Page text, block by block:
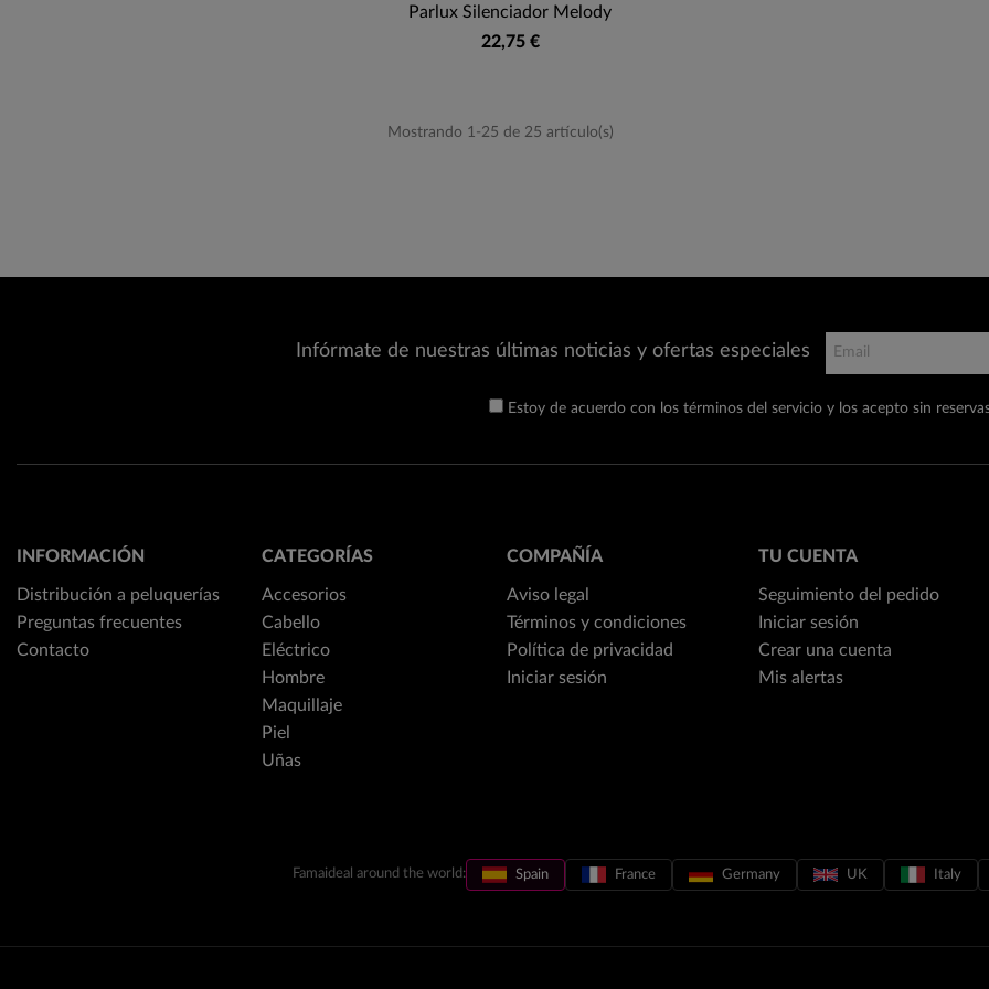
Parlux Silenciador Melody
22,75 €
Mostrando 1-25 de 25 artículo(s)
Infórmate de nuestras últimas noticias y ofertas especiales
Estoy de acuerdo con los términos del servicio y los acepto sin
INFORMACIÓN
Distribución a peluquerías
Preguntas frecuentes
Contacto
CATEGORÍAS
Accesorios
Cabello
Eléctrico
Hombre
Maquillaje
Piel
Uñas
COMPAÑÍA
Aviso legal
Términos y condiciones
Política de privacidad
Iniciar sesión
TU CUENTA
Seguimiento del pedido
Iniciar sesión
Crear una cuenta
Mis alertas
Famaideal around the world: Spain France Germany UK Italy